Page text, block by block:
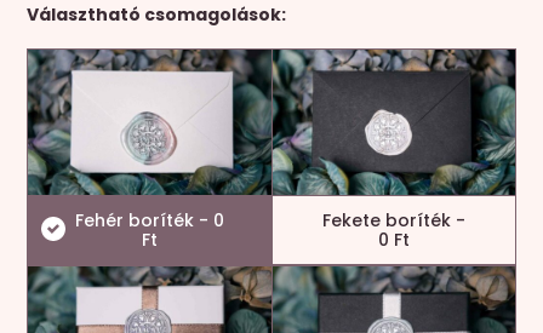
Választható csomagolások:
Fehér boríték - 0
Ft
Fekete boríték -
0 Ft